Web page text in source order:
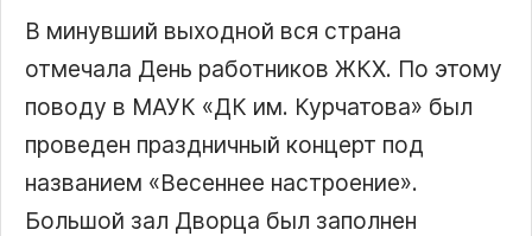
В минувший выходной вся страна
отмечала День работников ЖКХ. По этому
поводу в МАУК «ДК им. Курчатова» был
проведен праздничный концерт под
названием «Весеннее настроение».
Большой зал Дворца был заполнен